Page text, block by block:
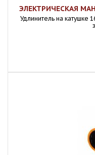
ЭЛЕКТРИЧЕСКАЯ
Удлинитель на катушке